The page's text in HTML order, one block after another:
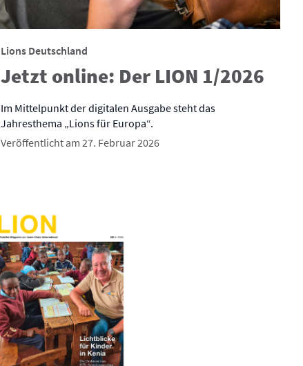
Lions Deutschland
Jetzt online: Der LION 1/2026
Im Mittelpunkt der digitalen Ausgabe steht das
Jahresthema „Lions für Europa“.
Veröffentlicht am 27. Februar 2026